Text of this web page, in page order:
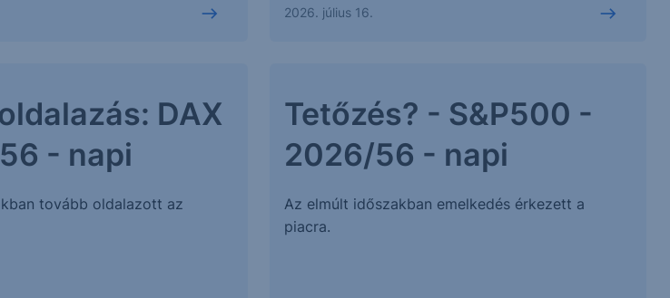
2026. július 16.
DAX
- napi
tovább oldalazott az
Tetőzés? - S&P500 -
2026/56 - napi
Az elmúlt időszakban emelkedés érkezett a
piacra.